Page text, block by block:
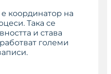
координатор на
Така се
и става
големи